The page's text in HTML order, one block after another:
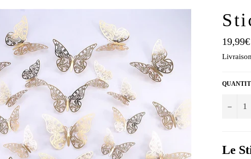
Prix
régulier
19,99€
−
Le